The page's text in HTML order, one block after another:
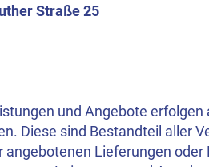
Straße 25
und Angebote
Diese sind Bestandteil aller
angebotenen Lieferungen